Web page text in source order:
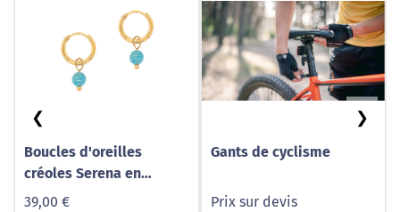
Boucles d'oreilles
créoles Serena en
pierres Apatite
39,00 €
Gants de cyclisme
Prix sur devis
❮ ❯